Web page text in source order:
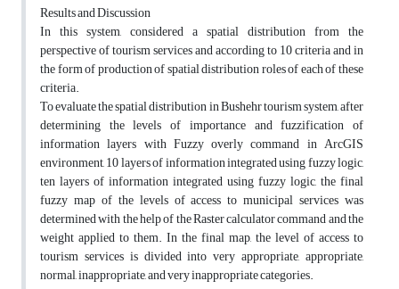
Results and Discussion
In this system, considered a spatial distribution from the
perspective of tourism services and according to 10 criteria and in
the form of production of spatial distribution roles of each of these
criteria.
To evaluate the spatial distribution in Bushehr tourism system, after
determining the levels of importance and fuzzification of
information layers with Fuzzy overly command in ArcGIS
environment, 10 layers of information integrated using fuzzy logic,
ten layers of information integrated using fuzzy logic, the final
fuzzy map of the levels of access to municipal services was
determined with the help of the Raster calculator command and the
weight applied to them. In the final map, the level of access to
tourism services is divided into very appropriate, appropriate,
normal, inappropriate, and very inappropriate categories.